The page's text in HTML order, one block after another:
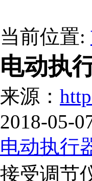
当前位置:
电动执
来源：
2018-05-
电动执行
接受调节